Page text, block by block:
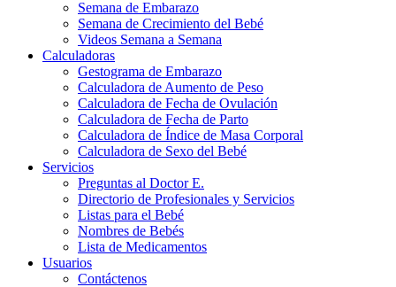
Semana de Embarazo
Semana de Crecimiento del Bebé
Videos Semana a Semana
Calculadoras
Gestograma de Embarazo
Calculadora de Aumento de Peso
Calculadora de Fecha de Ovulación
Calculadora de Fecha de Parto
Calculadora de Índice de Masa Corporal
Calculadora de Sexo del Bebé
Servicios
Preguntas al Doctor E.
Directorio de Profesionales y Servicios
Listas para el Bebé
Nombres de Bebés
Lista de Medicamentos
Usuarios
Contáctenos